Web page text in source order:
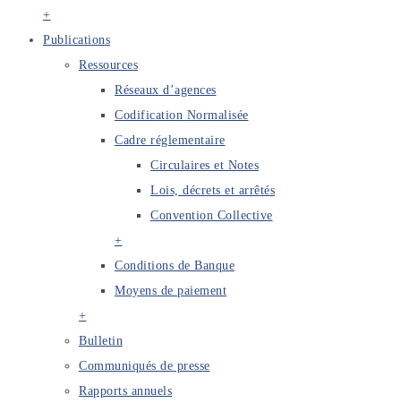
+
Publications
Ressources
Réseaux d’agences
Codification Normalisée
Cadre réglementaire
Circulaires et Notes
Lois, décrets et arrêtés
Convention Collective
+
Conditions de Banque
Moyens de paiement
+
Bulletin
Communiqués de presse
Rapports annuels